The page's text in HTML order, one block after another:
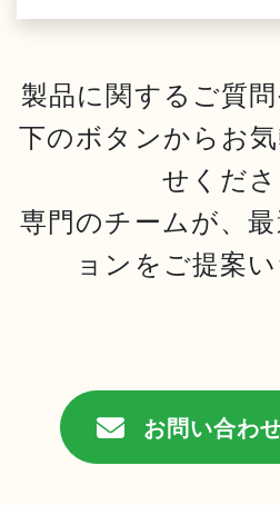
製品に関するご質
下のボタンからお
せくださ
専門のチームが、
ョンをご提案い
お問い合わ